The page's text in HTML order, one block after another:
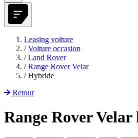
Leasing voiture
/ Voiture occasion
/ Land Rover
/ Range Rover Velar
/ Hybride
Retour
Range Rover